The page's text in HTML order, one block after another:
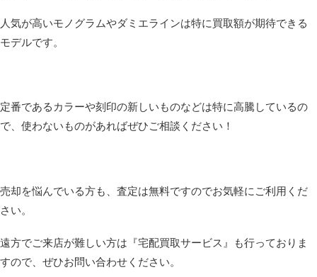
人気が高いモノグラムやダミエラインは特に買取額が期待できる
モデルです。
定番であるカラーや刻印の新しいものなどは特に高騰しているの
で、使わないものがあればぜひご相談ください！
売却を悩んでいる方も、査定は無料ですのでお気軽にご利用くだ
さい。
遠方でご来店が難しい方は『宅配買取サービス』も行っておりま
すので、ぜひお問い合わせください。